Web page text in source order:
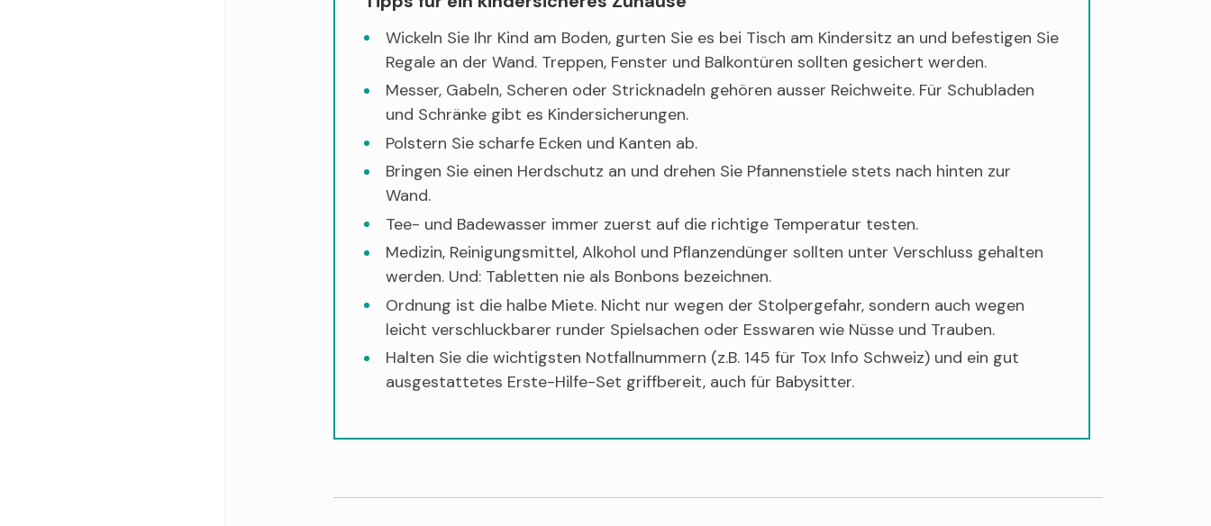
Wickeln Sie Ihr Kind am Boden, gurten Sie es bei Tisch am Kindersitz an und befestigen Sie
Regale an der Wand. Treppen, Fenster und Balkontüren sollten gesichert werden.
Messer, Gabeln, Scheren oder Stricknadeln gehören ausser Reichweite. Für Schubladen
und Schränke gibt es Kindersicherungen.
Polstern Sie scharfe Ecken und Kanten ab.
Bringen Sie einen Herdschutz an und drehen Sie Pfannenstiele stets nach hinten zur
Wand.
Tee- und Badewasser immer zuerst auf die richtige Temperatur testen.
Medizin, Reinigungsmittel, Alkohol und Pflanzendünger sollten unter Verschluss gehalten
werden. Und: Tabletten nie als Bonbons bezeichnen.
Ordnung ist die halbe Miete. Nicht nur wegen der Stolpergefahr, sondern auch wegen
leicht verschluckbarer runder Spielsachen oder Esswaren wie Nüsse und Trauben.
Halten Sie die wichtigsten Notfallnummern (z.B. 145 für Tox Info Schweiz) und ein gut
ausgestattetes Erste-Hilfe-Set griffbereit, auch für Babysitter.